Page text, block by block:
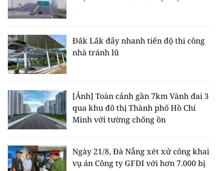
Đắk Lắk đẩy nhanh tiến độ thi công
nhà tránh lũ
[Ảnh] Toàn cảnh gần 7km Vành đai 3
qua khu đô thị Thành phố Hồ Chí
Minh với tường chống ồn
Ngày 21/8, Đà Nẵng xét xử công khai
vụ án Công ty GFDI với hơn 7.000 bị